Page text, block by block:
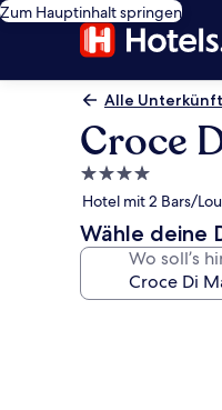
Zum Hauptinhalt springen
Alle
Croce
4.0-
Sterne-
Unterkunft
Hotel mit 2 Bars/
Wähle deine
Wo soll’s